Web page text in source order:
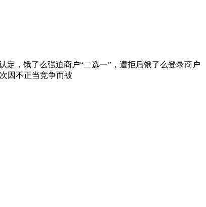
定，饿了么强迫商户“二选一”，遭拒后饿了么登录商户
因不正当竞争而被